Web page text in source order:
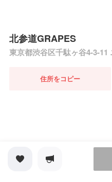
北参道GRAPES
東京都渋谷区千駄ヶ谷4-3-11
住所をコピー